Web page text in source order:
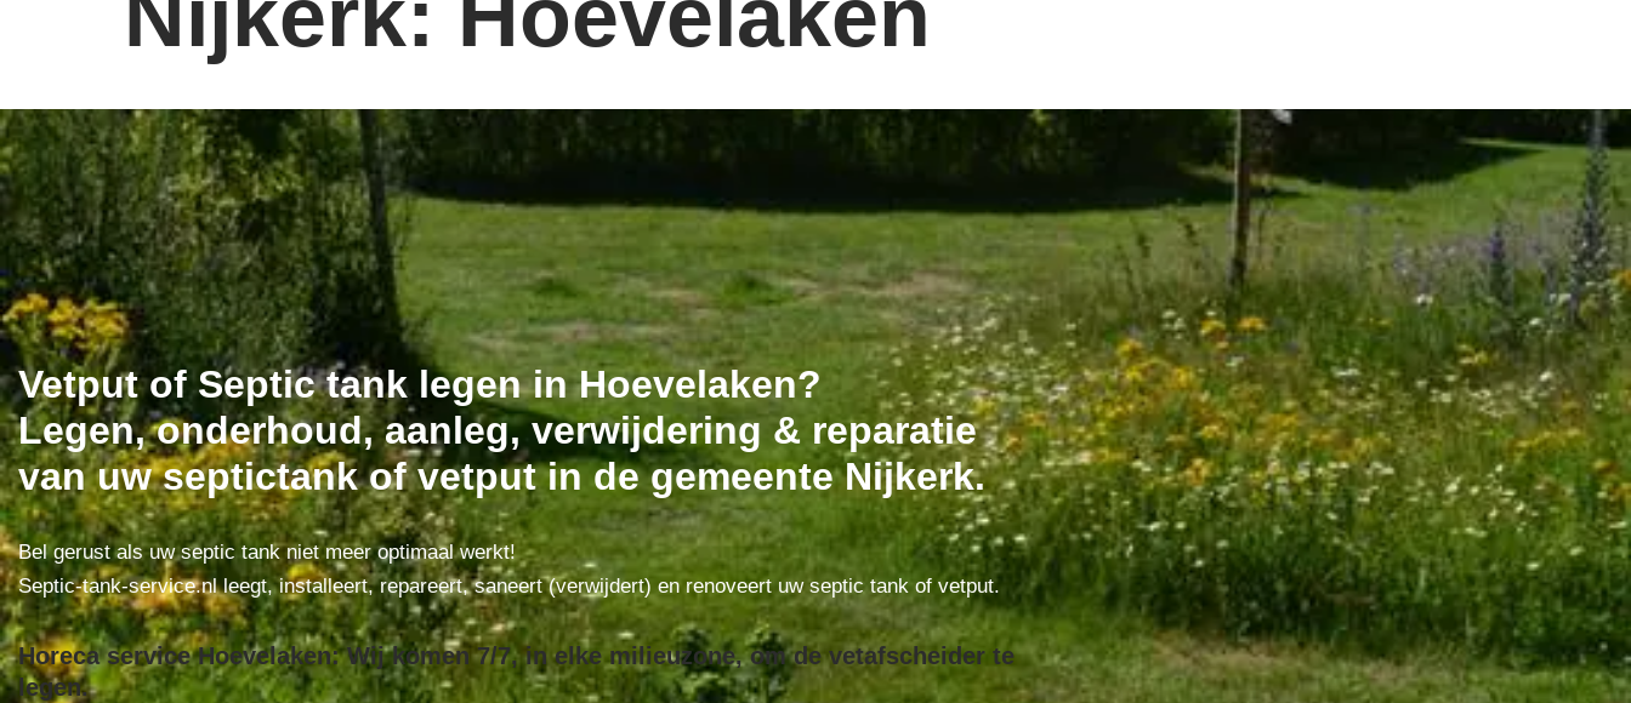
Vetput of Septic tank legen in Hoevelaken?
Legen, onderhoud, aanleg, verwijdering & reparatie
van uw septictank of vetput in de gemeente Nijkerk.
Bel gerust als uw septic tank niet meer optimaal werkt!
Septic-tank-service.nl leegt, installeert, repareert, saneert (verwijdert) en renoveert uw septic tank of vetput.
Horeca service Hoevelaken: Wij komen 7/7, in elke milieuzone, om de vetafscheider te
legen.